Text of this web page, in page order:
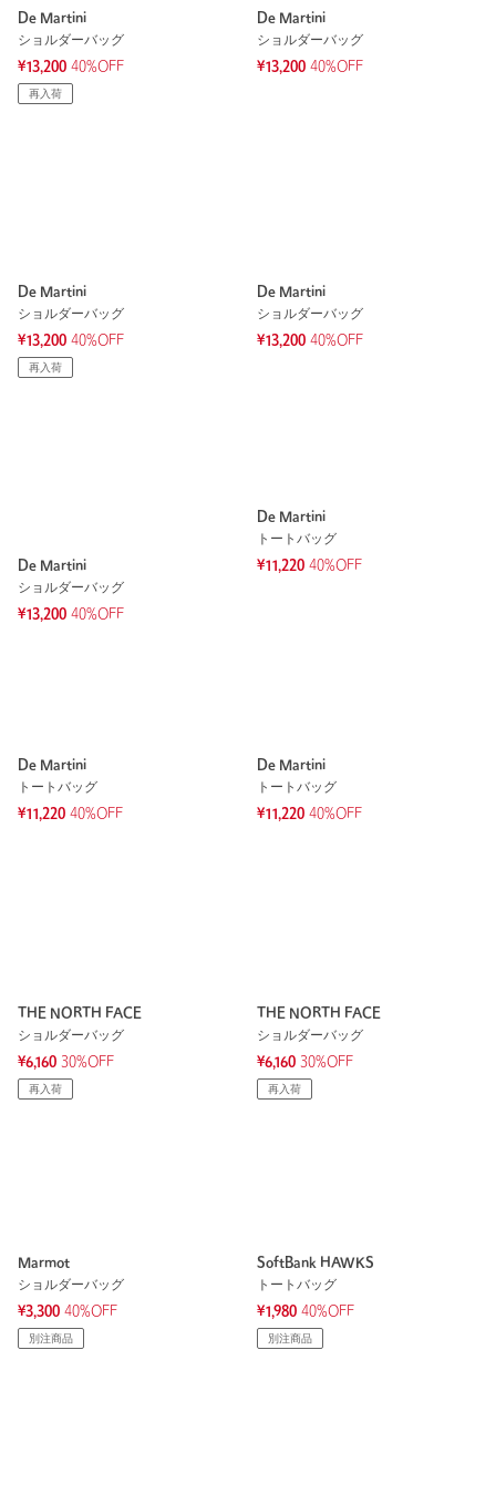
De Martini
ショルダーバッグ
¥13,200 40%OFF
再入荷
De Martini
ショルダーバッグ
¥13,200 40%OFF
De Martini
ショルダーバッグ
¥13,200 40%OFF
再入荷
De Martini
ショルダーバッグ
¥13,200 40%OFF
De Martini
ショルダーバッグ
¥13,200 40%OFF
De Martini
トートバッグ
¥11,220 40%OFF
De Martini
トートバッグ
¥11,220 40%OFF
De Martini
トートバッグ
¥11,220 40%OFF
THE NORTH FACE
ショルダーバッグ
¥6,160 30%OFF
再入荷
THE NORTH FACE
ショルダーバッグ
¥6,160 30%OFF
再入荷
Marmot
ショルダーバッグ
¥3,300 40%OFF
別注商品
SoftBank HAWKS
トートバッグ
¥1,980 40%OFF
別注商品